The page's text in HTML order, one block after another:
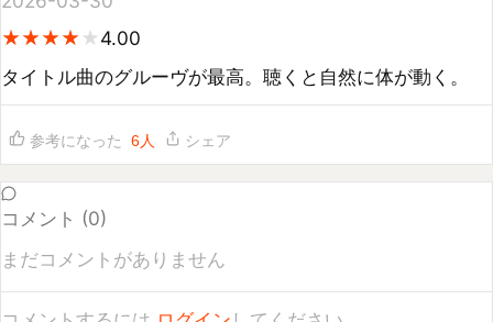
参考になった 6 人 シェア
コメント (0
まだコメントがありません
コメントするにはログイン してください